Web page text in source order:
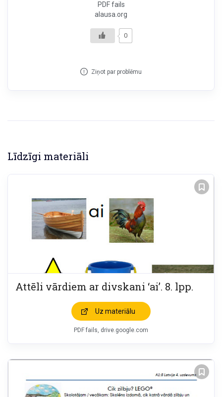
PDF fails
alausa.org
0
Ziņot par problēmu
Līdzīgi materiāli
Attēli vārdiem ar divskani ‘ai’. 8. lpp.
Uz materiālu
PDF fails, drive.google.com